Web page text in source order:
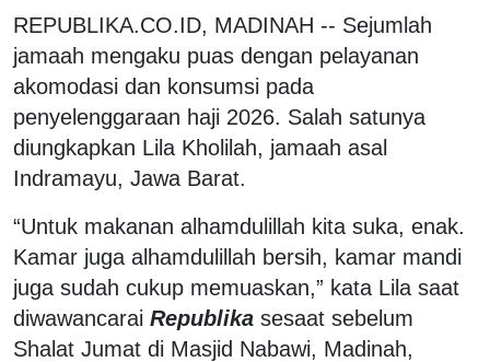
REPUBLIKA.CO.ID, MADINAH -- Sejumlah
jamaah mengaku puas dengan pelayanan
akomodasi dan konsumsi pada
penyelenggaraan haji 2026. Salah satunya
diungkapkan Lila Kholilah, jamaah asal
Indramayu, Jawa Barat.
“Untuk makanan alhamdulillah kita suka, enak.
Kamar juga alhamdulillah bersih, kamar mandi
juga sudah cukup memuaskan,” kata Lila saat
diwawancarai Republika sesaat sebelum
Shalat Jumat di Masjid Nabawi, Madinah,